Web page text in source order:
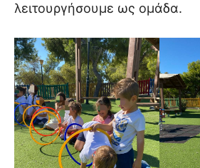
λειτουργήσουμε ως ομάδα.